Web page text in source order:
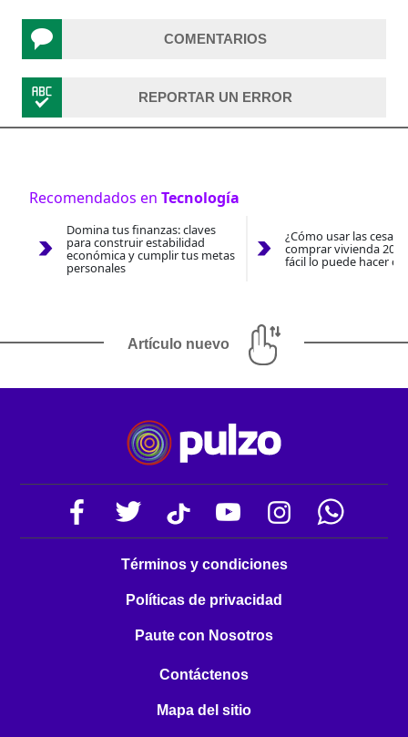
COMENTARIOS
REPORTAR UN ERROR
Recomendados en Tecnología
Domina tus finanzas: claves
para construir estabilidad
económica y cumplir tus metas
personales
¿Cómo usar las
comprar vivienda
fácil lo puede hacer
Artículo nuevo
Términos y condiciones
Políticas de privacidad
Paute con Nosotros
Contáctenos
Mapa del sitio